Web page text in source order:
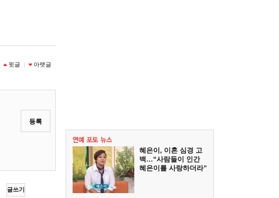
윗글 | 아랫글
등록
글쓰기
혜은이, 이혼 심경 고
백…“사람들이 인간
혜은이를 사랑하더라”